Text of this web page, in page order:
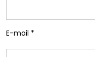
E-mail *